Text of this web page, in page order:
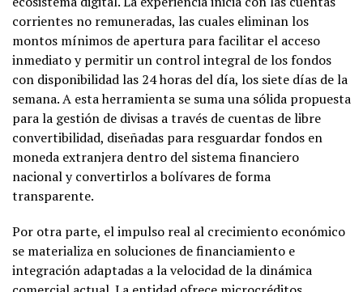
corrientes no remuneradas, las cuales eliminan los
montos mínimos de apertura para facilitar el acceso
inmediato y permitir un control integral de los fondos
con disponibilidad las 24 horas del día, los siete días de la
semana. A esta herramienta se suma una sólida propuesta
para la gestión de divisas a través de cuentas de libre
convertibilidad, diseñadas para resguardar fondos en
moneda extranjera dentro del sistema financiero
nacional y convertirlos a bolívares de forma
transparente.
Por otra parte, el impulso real al crecimiento económico
se materializa en soluciones de financiamiento e
integración adaptadas a la velocidad de la dinámica